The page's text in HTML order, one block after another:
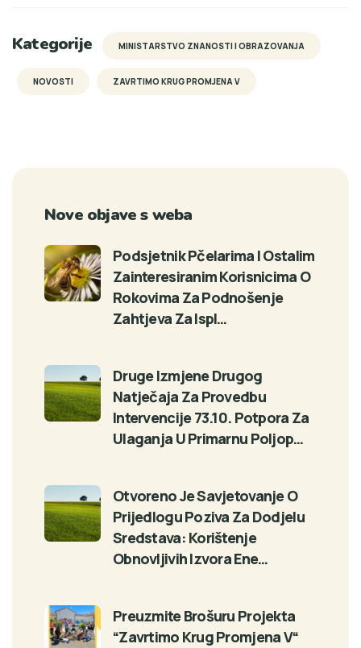
Kategorije MINISTARSTVO ZNANOSTI I OBRAZOVANJA
NOVOSTI ZAVRTIMO KRUG PROMJENA V
Nove objave s weba
Podsjetnik Pčelarima I Ostalim
Zainteresiranim Korisnicima O
Rokovima Za Podnošenje
Zahtjeva Za Ispl…
Druge Izmjene Drugog
Natječaja Za Provedbu
Intervencije 73.10. Potpora Za
Ulaganja U Primarnu Poljop…
Otvoreno Je Savjetovanje O
Prijedlogu Poziva Za Dodjelu
Sredstava: Korištenje
Obnovljivih Izvora Ene…
Preuzmite Brošuru Projekta
“Zavrtimo Krug Promjena V“